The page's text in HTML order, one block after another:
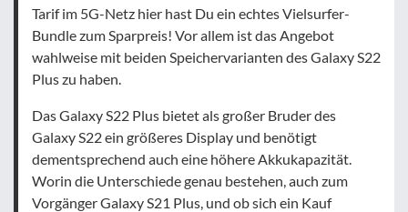
Tarif im 5G-Netz hier hast Du ein echtes Vielsurfer-
Bundle zum Sparpreis! Vor allem ist das Angebot
wahlweise mit beiden Speichervarianten des Galaxy S22
Plus zu haben.
Das Galaxy S22 Plus bietet als großer Bruder des
Galaxy S22 ein größeres Display und benötigt
dementsprechend auch eine höhere Akkukapazität.
Worin die Unterschiede genau bestehen, auch zum
Vorgänger Galaxy S21 Plus, und ob sich ein Kauf